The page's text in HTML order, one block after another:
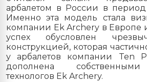
арбалетом в России в период
Именно эта модель стала
компании Ek Archery в
успех обусловлен
конструкцией, которая
у арбалетов компании Ten
дополнена собственными
технологов Ek Archery.